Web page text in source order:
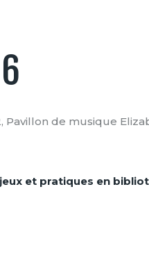
Pavillon de musique
et pratiques en